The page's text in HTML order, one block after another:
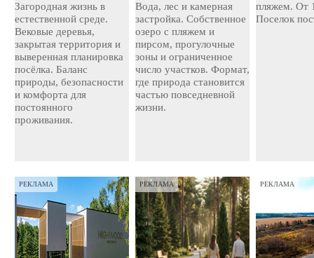
Загородная жизнь в
естественной среде.
Вековые деревья,
закрытая территория и
выверенная планировка
посёлка. Баланс
природы, безопасности
и комфорта для
постоянного
проживания.
Вода, лес и камерная
застройка. Собственное
озеро с пляжем и
пирсом, прогулочные
зоны и ограниченное
число участков. Формат,
где природа становится
частью повседневной
жизни.
пляжем. От
Поселок
РЕКЛАМА РЕКЛАМА РЕКЛАМА